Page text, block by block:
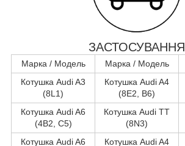
ЗАСТОСУВАННЯ
Марка / Модель Марка / Модель
Котушка Audi A3
(8L1)
Котушка Audi A4
(8E2, B6)
Котушка Audi A6
(4B2, C5)
Котушка Audi TT
(8N3)
Котушка Audi A6
Котушка Audi A4